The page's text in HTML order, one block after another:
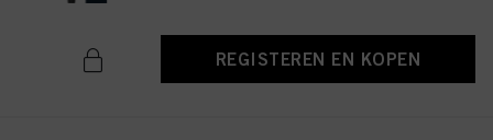
REGISTEREN EN KOPEN